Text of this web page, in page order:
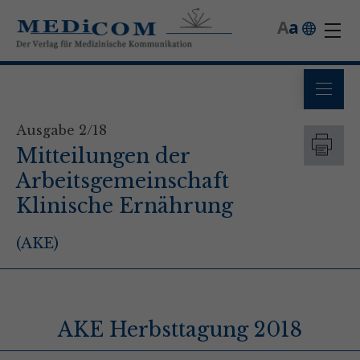
a
A
Ausgabe 2/18
Mitteilungen der
Arbeitsgemeinschaft
Klinische Ernährung
(AKE)
AKE Herbsttagung 2018